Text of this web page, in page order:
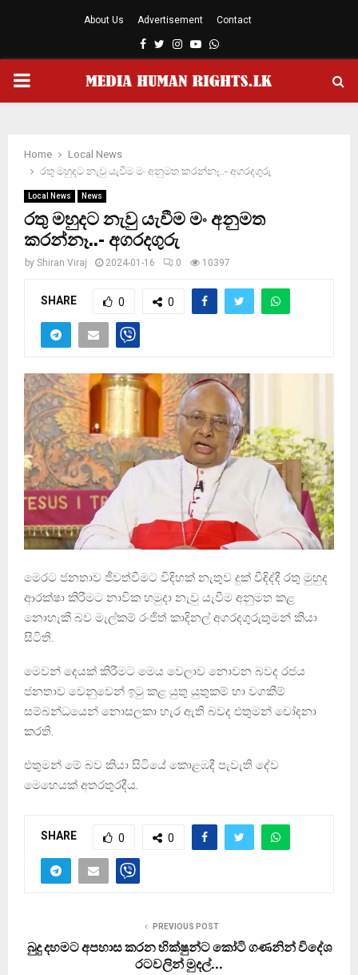
About Us Advertisement Contact
Facebook
TwitterInstagram
YoutubeWhatsapp
PRIMARY
Home
Local News
රතු මහුදට නැවු යැවීම මං අනුමත කරන්නෑ..- අගරදගුරු
Local News News
රතු මහුදට නැවු යැවීම මං අනුමත
කරන්නෑ..- අගරදගුරු
by Shiran Viraj 2024-01-16 0 10397
SHARE 0 0
මෙරට ජනතාව ජීවත්වීමට විදිහක් නැතුව දුක් විඳිද්දී රතු මුහුද
ආරක්ෂා කිරීමට නාවික හමුදා නැවු යැවීම අනුමත කළ
නොහැකි බව මැල්කම් රංජිත් කාදිනල් අගරදගුරුතුමන් කියා
සිටිති.
මෙවන් දෙයක් කිරීමට මෙය වෙලාව නොවන බවද රජය
ජනතාව වෙනුවෙන් ඉටු කළ යුතු යුතුකම් හා වගකීම්
සම්බන්ධයෙන් නොසලකා හැර ඇති බවද එතුමන් චෝදනා
කරති.
එතුමන් මේ බව කියා සිටියේ කොළඹදී පැවැති දේව
මෙහෙයක් අතරතුරදීය.
SHARE 0 0
PREVIOUS POST
බුදු දහමට අපහාස කරන භික්ෂුන්ට කෝටි ගණනින් විදේශ
රටවලින් මුදල්…